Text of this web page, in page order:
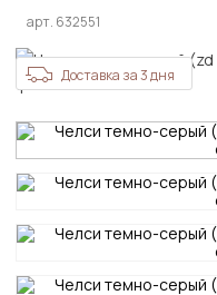
арт. 632551
Доставка за 3 дня